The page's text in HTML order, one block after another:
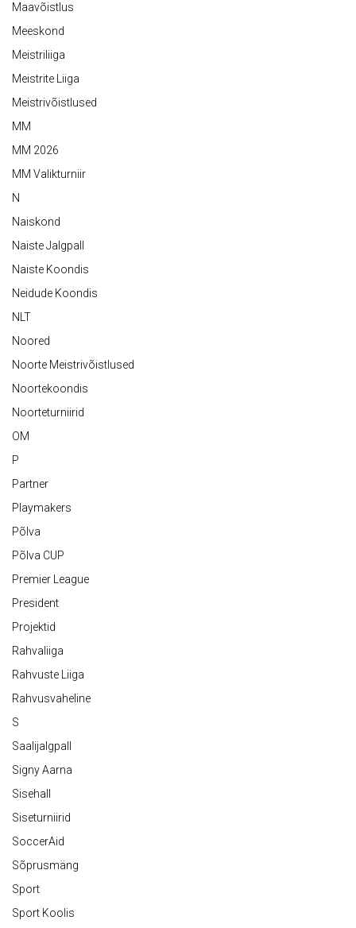
Maavõistlus
Meeskond
Meistriliiga
Meistrite Liiga
Meistrivõistlused
MM
MM 2026
MM Valikturniir
N
Naiskond
Naiste Jalgpall
Naiste Koondis
Neidude Koondis
NLT
Noored
Noorte Meistrivõistlused
Noortekoondis
Noorteturniirid
OM
P
Partner
Playmakers
Põlva
Põlva CUP
Premier League
President
Projektid
Rahvaliiga
Rahvuste Liiga
Rahvusvaheline
S
Saalijalgpall
Signy Aarna
Sisehall
Siseturniirid
SoccerAid
Sõprusmäng
Sport
Sport Koolis